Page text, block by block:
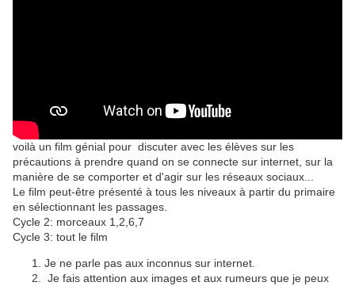
voilà un film génial pour discuter avec les élèves sur les
précautions à prendre quand on se connecte sur internet, sur la
manière de se comporter et d'agir sur les réseaux sociaux...
Le film peut-être présenté à tous les niveaux à partir du primaire
en sélectionnant les passages.
Cycle 2: morceaux 1,2,6,7
Cycle 3: tout le film
Je ne parle pas aux inconnus sur internet.
Je fais attention aux images et aux rumeurs que je peux